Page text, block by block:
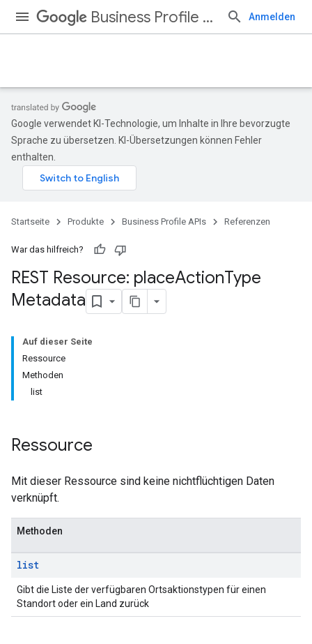
Business Profile APIs Anmelden
Google verwendet KI-Technologie, um Inhalte in Ihre bevorzugte
Sprache zu übersetzen. KI-Übersetzungen können Fehler
enthalten.
Startseite Produkte Business Profile APIs Referenzen
War das hilfreich?
REST Resource: placeActionType
Metadata
Auf dieser Seite
Ressource
Methoden
list
Ressource
Mit dieser Ressource sind keine nichtflüchtigen Daten
verknüpft.
Methoden
list
Gibt die Liste der verfügbaren Ortsaktionstypen für einen
Standort oder ein Land zurück